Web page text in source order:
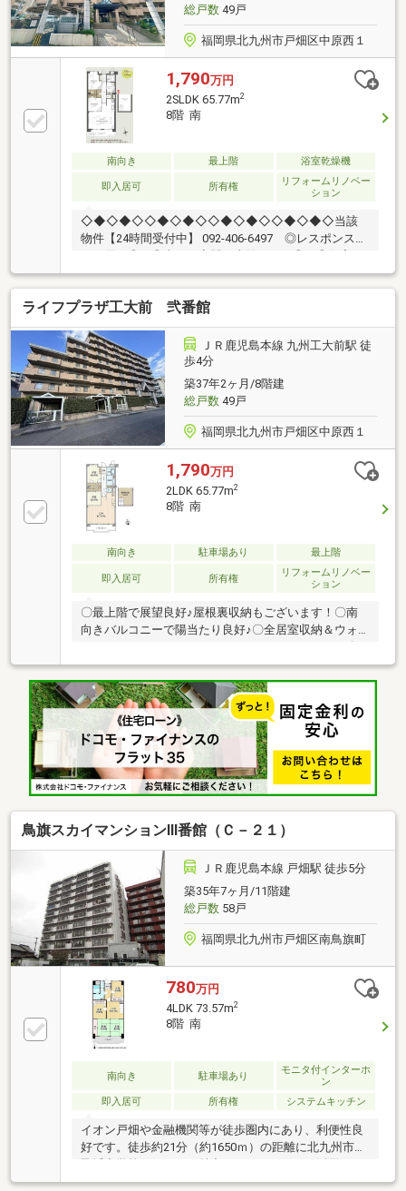
総戸数49戸
福岡県北九州市戸畑区中原西１
1,790万円
2SLDK 65.77m2
8階 南
南向き 最上階 浴室乾燥機
即入居可 所有権
リフォームリノベー
ション
◇◆◇◆◇◇◆◇◆◇◇◆◇◆◇◇◆◇◆◇当該
物件【24時間受付中】 092-406-6497 ◎レスポンス遅
ーン・通るか不安◎◎物件探し・まず何からすればい
い？◎小さなことからなんでも・いつでも♪〇アフタ
ーサービス保証付き♪〇新耐震基準・住宅ローン控除
利用可♪〇水回り新品交換済みで快適にご入居♪【教
育】◆あやめが丘小学校：徒歩7分◆飛幡中学校：徒
歩11分【暮らし】◆スピナ戸畑店：徒歩2分◆セブン
イレブン 戸畑中原西1丁目店：徒歩2分◆戸畑郵便局：
徒歩16分
◇◆◇◆◇◇◆◇◆◇◇◆◇◆◇◇◆◇◆◇
ライフプラザ工大前 弐番館
ＪＲ鹿児島本線 九州工大前駅 徒
歩4分
築37年2ヶ月/8階建
総戸数49戸
福岡県北九州市戸畑区中原西１
1,790万円
2LDK 65.77m2
8階 南
南向き 駐車場あり 最上階
即入居可 所有権
リフォームリノベー
ション
〇最上階で展望良好♪屋根裏収納もございます！〇南
向きバルコニーで陽当たり良好♪〇全居室収納＆ウォ
2026年3月中旬リノベーション完了（システムキッチ
ン・ユニットバス・洗面化粧台・トイレ新規交換\/ク
ロス全室貼替・床材貼替など）〇JR鹿児島本線「九州
工大前」駅は徒歩４分。通勤通学に便利ですね♪
鳥旗スカイマンションⅢ番館（Ｃ－２１）
ＪＲ鹿児島本線 戸畑駅 徒歩5分
築35年7ヶ月/11階建
総戸数58戸
福岡県北九州市戸畑区南鳥旗町
780万円
4LDK 73.57m2
8階 南
南向き 駐車場あり
モニタ付インターホ
ン
即入居可
所有権 システムキッチン
イオン戸畑や金融機関等が徒歩圏内にあり、利便性良
好です。徒歩約21分（約1650ｍ）の距離に北九州市立
だけます。訪問者をカメラで確認できるTVインターホ